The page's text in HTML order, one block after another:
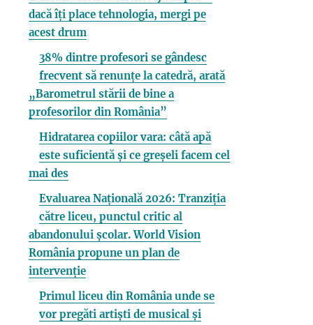
dacă îți place tehnologia, mergi pe
acest drum
38% dintre profesori se gândesc
frecvent să renunțe la catedră, arată
„Barometrul stării de bine a
profesorilor din România”
Hidratarea copiilor vara: câtă apă
este suficientă și ce greșeli facem cel
mai des
Evaluarea Națională 2026: Tranziția
către liceu, punctul critic al
abandonului școlar. World Vision
România propune un plan de
intervenție
Primul liceu din România unde se
vor pregăti artiști de musical și